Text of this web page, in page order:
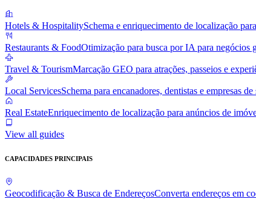
Hotels & HospitalitySchema e enriquecimento de localização
Restaurants & FoodOtimização para busca por IA para negócios
Travel & TourismMarcação GEO para atrações, passeios e
Local ServicesSchema para encanadores, dentistas e empresas
Real EstateEnriquecimento de localização para anúncios de
View all guides
CAPACIDADES PRINCIPAIS
Geocodificação & Busca de EndereçosConverta endereços em